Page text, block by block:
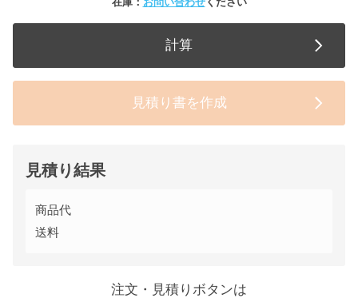
計算
見積り書を作成
見積り結果
商品代
送料
注文・見積りボタンは